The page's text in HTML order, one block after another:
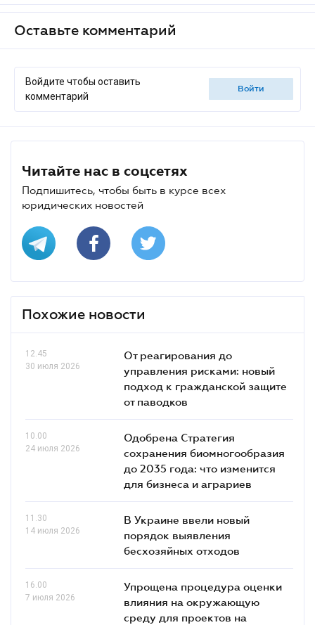
Оставьте комментарий
Войдите чтобы оставить
комментарий
войти
Читайте нас в соцсетях
Подпишитесь, чтобы быть в курсе всех
юридических новостей
Похожие новости
12.45
30 июля 2026
От реагирования до
управления рисками: новый
подход к гражданской защите
от паводков
10.00
24 июля 2026
Одобрена Стратегия
сохранения биомногообразия
до 2035 года: что изменится
для бизнеса и аграриев
11.30
14 июля 2026
В Украине ввели новый
порядок выявления
бесхозяйных отходов
16.00
7 июля 2026
Упрощена процедура оценки
влияния на окружающую
среду для проектов на